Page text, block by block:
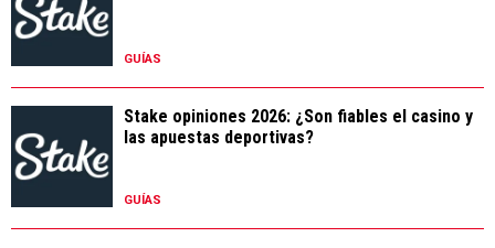
GUÍAS
Stake opiniones 2026: ¿Son fiables el casino y
las apuestas deportivas?
GUÍAS